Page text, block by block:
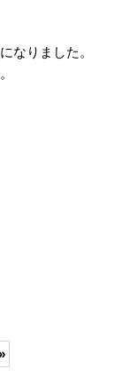
なりました。
»